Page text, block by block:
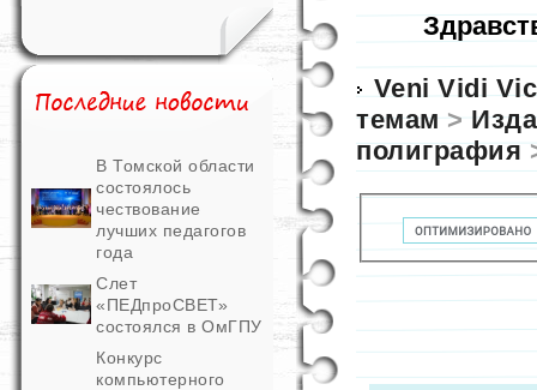
В Томской области
состоялось
чествование
лучших педагогов
года
Слет
«ПЕДпроСВЕТ»
состоялся в ОмГПУ
Конкурс
компьютерного
Veni Vidi
темам >
полиграфия